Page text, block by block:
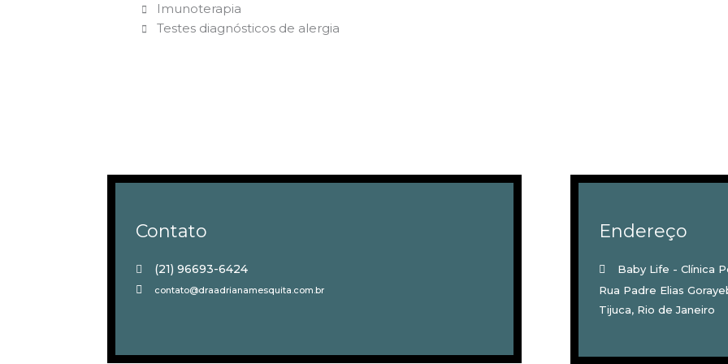
Imunoterapia
Testes diagnósticos de alergia
Contato
(21) 96693-6424
contato@draadrianamesquita.com.br
Endereço
Baby Life - Clínica
Rua Padre Elias
Tijuca, Rio de Janeiro